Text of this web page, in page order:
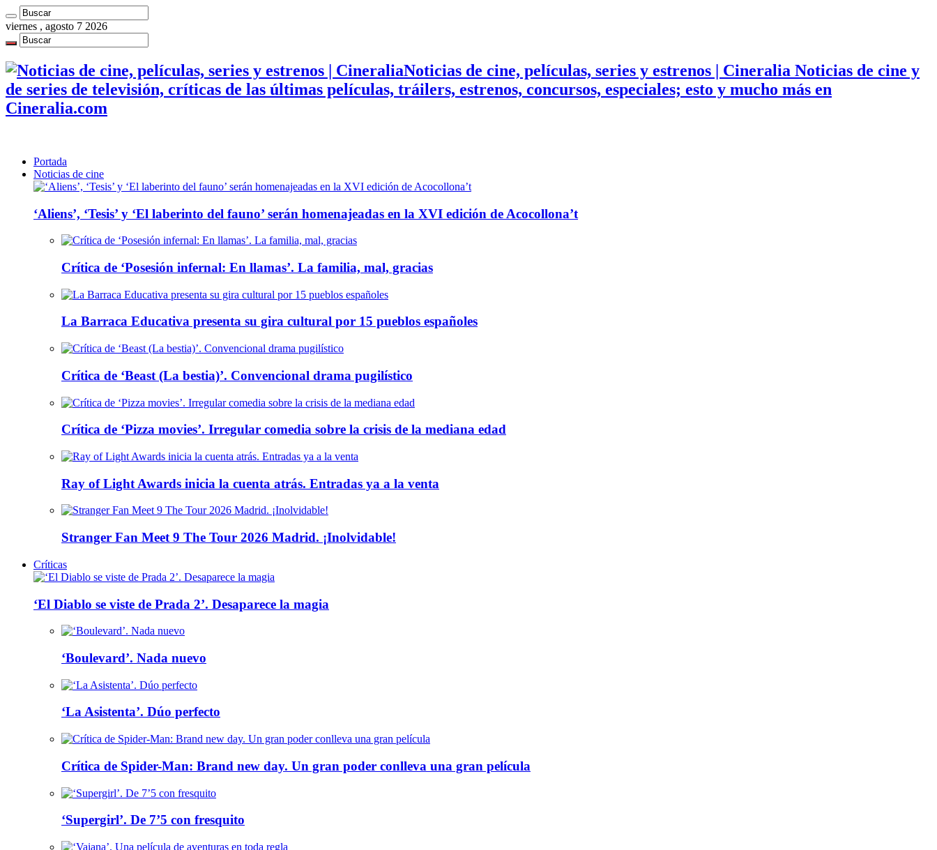
viernes , agosto 7 2026
Noticias de cine, películas, series y estrenos | Cineralia Noticias de cine y
de series de televisión, críticas de las últimas películas, tráilers, estrenos, concursos, especiales; esto y mucho más en
Cineralia.com
Portada
Noticias de cine
‘Aliens’, ‘Tesis’ y ‘El laberinto del fauno’ serán homenajeadas en la XVI edición de Acocollona’t
Crítica de ‘Posesión infernal: En llamas’. La familia, mal, gracias
La Barraca Educativa presenta su gira cultural por 15 pueblos españoles
Crítica de ‘Beast (La bestia)’. Convencional drama pugilístico
Crítica de ‘Pizza movies’. Irregular comedia sobre la crisis de la mediana edad
Ray of Light Awards inicia la cuenta atrás. Entradas ya a la venta
Stranger Fan Meet 9 The Tour 2026 Madrid. ¡Inolvidable!
Críticas
‘El Diablo se viste de Prada 2’. Desaparece la magia
‘Boulevard’. Nada nuevo
‘La Asistenta’. Dúo perfecto
Crítica de Spider-Man: Brand new day. Un gran poder conlleva una gran película
‘Supergirl’. De 7’5 con fresquito